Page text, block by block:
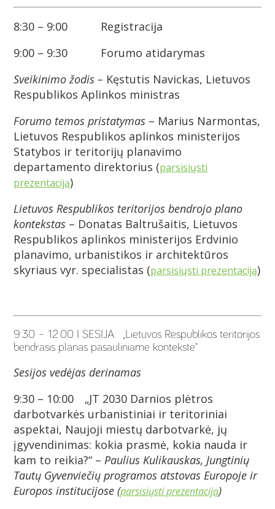
8:30 – 9:00 Registracija
9:00 – 9:30 Forumo atidarymas
Sveikinimo žodis – Kęstutis Navickas, Lietuvos
Respublikos Aplinkos ministras
Forumo temos pristatymas – Marius Narmontas,
Lietuvos Respublikos aplinkos ministerijos
Statybos ir teritorijų planavimo
departamento direktorius (parsisiųsti
prezentaciją)
Lietuvos Respublikos teritorijos bendrojo plano
kontekstas – Donatas Baltrušaitis, Lietuvos
Respublikos aplinkos ministerijos Erdvinio
planavimo, urbanistikos ir architektūros
skyriaus vyr. specialistas (parsisiųsti prezentaciją)
9:30 – 12:00 I SESIJA: „Lietuvos Respublikos teritorijos
bendrasis planas pasauliniame kontekste“
Sesijos vedėjas derinamas
9:30 – 10:00 „JT 2030 Darnios plėtros
darbotvarkės urbanistiniai ir teritoriniai
aspektai, Naujoji miestų darbotvarkė, jų
įgyvendinimas: kokia prasmė, kokia nauda ir
kam to reikia?“ –Paulius Kulikauskas, Jungtinių
Tautų Gyvenviečių programos atstovas Europoje ir
Europos institucijose (parsisiųsti prezentaciją)